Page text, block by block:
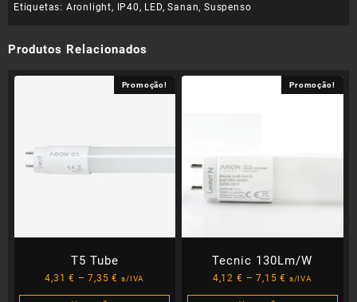
Etiquetas: Aronlight, IP40, LED,Sanan,Suspenso
Produtos Relacionados
Promoção!
T5 Tube
4,31€ – 7,35€ Price
range:
s/IVA
Promoção!
Tecnic 130Lm/W
4,12 € – 7,15€ Price
range:
s/IVA